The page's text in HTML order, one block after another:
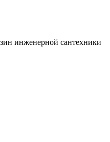
инженерной сантехники